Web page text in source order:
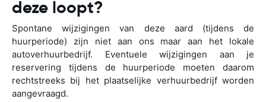
deze loopt?
Spontane wijzigingen van deze aard (tijdens de
huurperiode) zijn niet aan ons maar aan het lokale
autoverhuurbedrijf. Eventuele wijzigingen aan je
reservering tijdens de huurperiode moeten daarom
rechtstreeks bij het plaatselijke verhuurbedrijf worden
aangevraagd.